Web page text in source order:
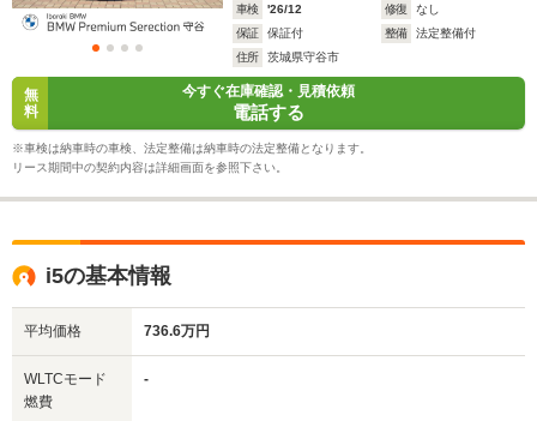
WLTCモード
燃費
-
車検
'26/12 修復
なし
保証
保証付 整備
法定整備付
住所
茨城県守谷市
無
料
今すぐ在庫確認・見積依頼
電話する
※車検は納車時の車検、法定整備は納車時の法定整備となります。
リース期間中の契約内容は詳細画面を参照下さい。
i5の基本情報
平均価格 736.6万円
WLTCモード
燃費
-